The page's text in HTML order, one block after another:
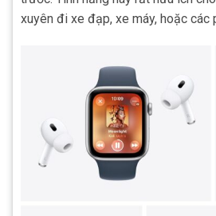
xuyên đi xe đạp, xe máy, hoặc các